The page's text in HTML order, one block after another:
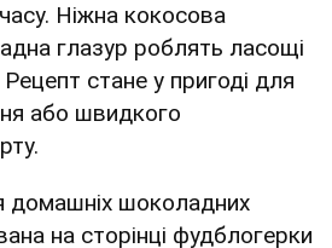
часу. Ніжна кокосова
глазур роблять ласощі
стане у пригоді для
або швидкого
домашніх шоколадних
на сторінці фудблогерки